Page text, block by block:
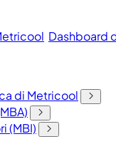
Dashboard
di Metricool
(MBI)